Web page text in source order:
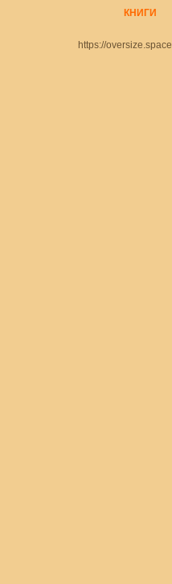
КНИГИ
https://oversize.space